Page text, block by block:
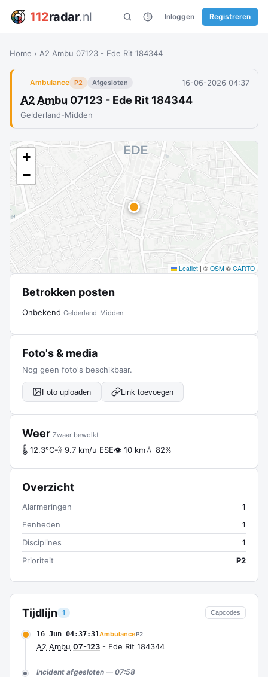
112radar.nl Inloggen Registreren
Home › A2 Ambu 07123 - Ede Rit 184344
Ambulance P2 Afgesloten 16-06-2026 04:37
A2 Ambu 07123 - Ede Rit 184344
Gelderland-Midden
Tijdlijn 1 Capcodes
16 Jun 04:37:31AmbulanceP2
A2 Ambu 07-123 - Ede Rit 184344
Incident afgesloten — 07:58
+
−
Leaflet | © OSM © CARTO
Betrokken posten
Onbekend Gelderland-Midden
Foto's & media
Nog geen foto's beschikbaar.
Foto uploaden Link toevoegen
Weer Zwaar bewolkt
🌡 12.3°C💨 9.7 km/u ESE👁 10 km💧 82%
Overzicht
Alarmeringen
1
Eenheden
1
Disciplines
1
Prioriteit
P2